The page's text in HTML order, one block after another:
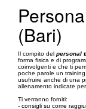
(Bari)
Il compito del personal
forma fisica e di
coinvolgenti e che ti
poche parole un
usufruire anche di una
allenamento indicate
Ti verranno forniti:
- consigli su come